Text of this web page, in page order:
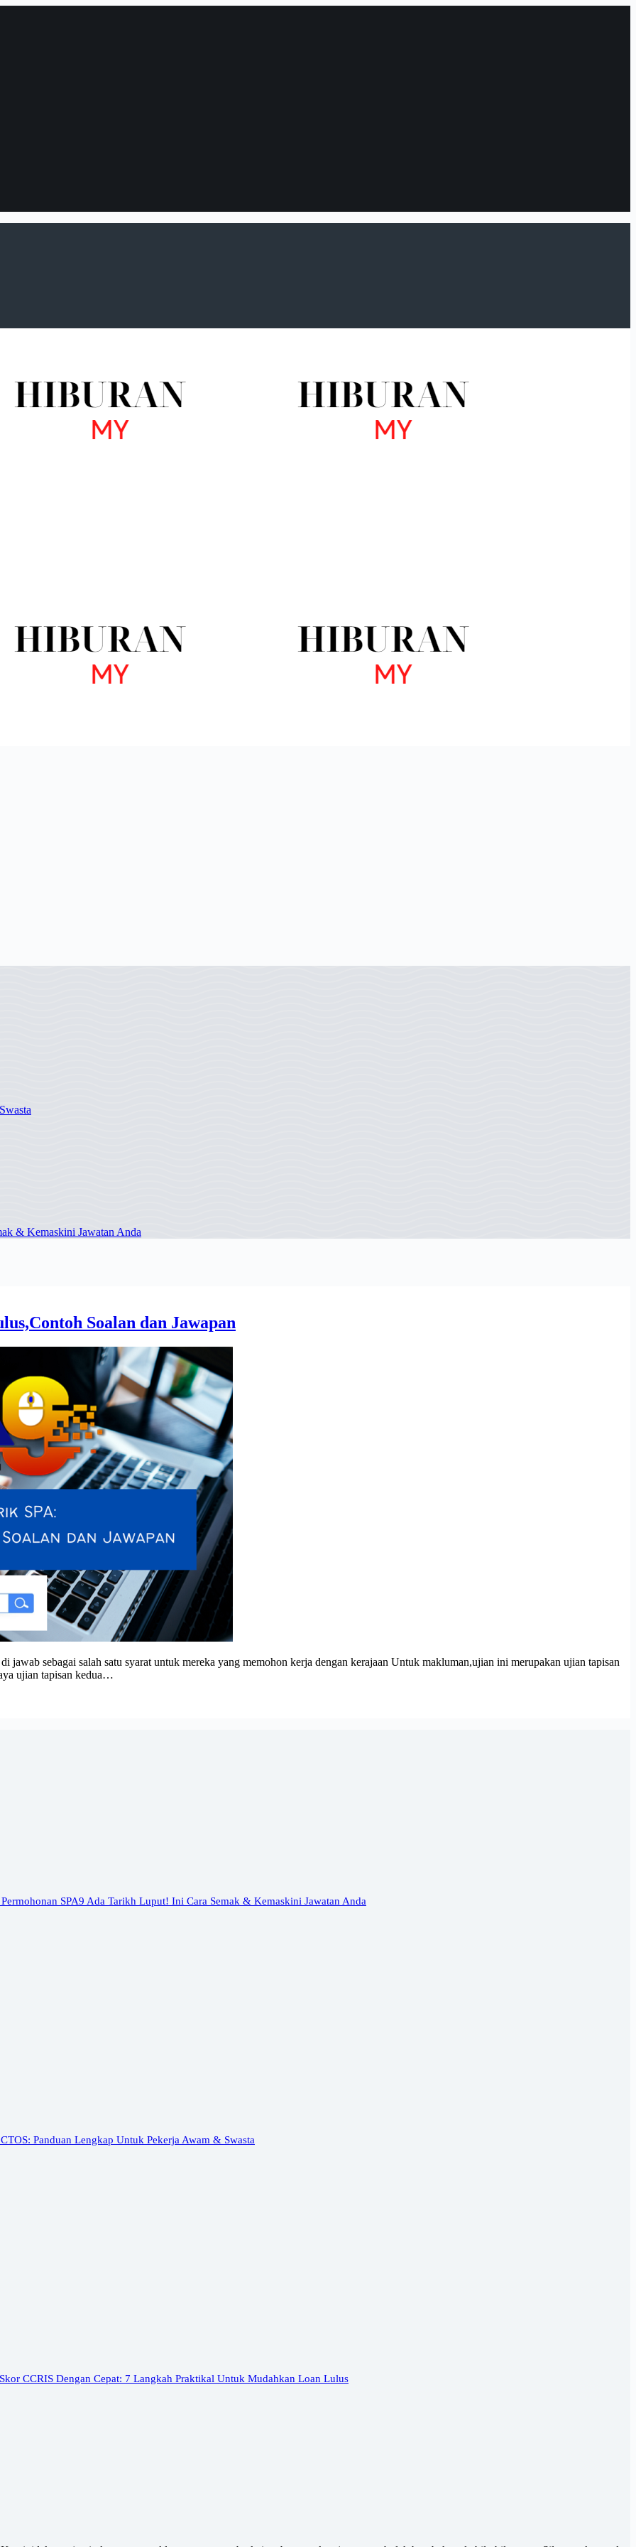
& Kemaskini Jawatan Anda
Soalan dan Jawapan
sebagai salah satu syarat untuk mereka yang memohon kerja dengan kerajaan Untuk makluman,ujian ini merupakan ujian tapisan
ujian tapisan kedua…
SPA9 Ada Tarikh Luput! Ini Cara Semak & Kemaskini Jawatan Anda
Panduan Lengkap Untuk Pekerja Awam & Swasta
CCRIS Dengan Cepat: 7 Langkah Praktikal Untuk Mudahkan Loan Lulus